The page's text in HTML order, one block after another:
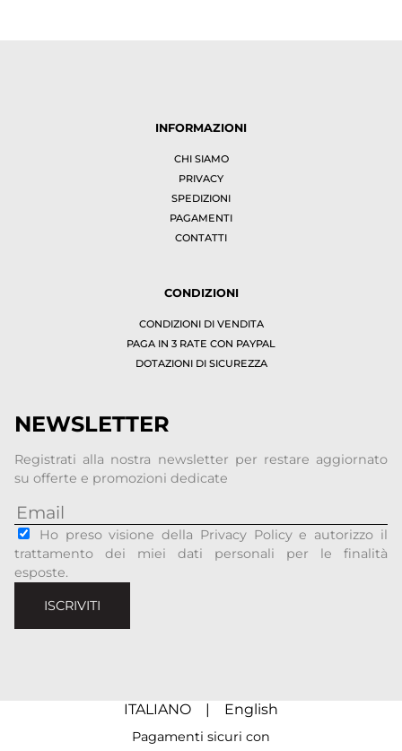
INFORMAZIONI
CHI SIAMO
PRIVACY
SPEDIZIONI
PAGAMENTI
CONTATTI
CONDIZIONI
CONDIZIONI DI VENDITA
PAGA IN 3 RATE CON PAYPAL
DOTAZIONI DI SICUREZZA
NEWSLETTER
Registrati alla nostra newsletter per restare aggiornato
su offerte e promozioni dedicate
Ho preso visione della Privacy Policy e autorizzo il
trattamento dei miei dati personali per le finalità
esposte.
ISCRIVITI
ITALIANO | English
Pagamenti sicuri con